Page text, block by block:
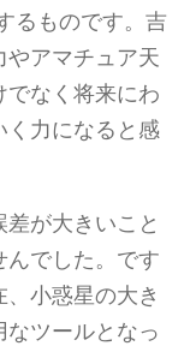
るものです。吉
アマチュア天
なく将来にわ
力になると感
差が大きいこと
でした。です
小惑星の大き
ツールとなっ